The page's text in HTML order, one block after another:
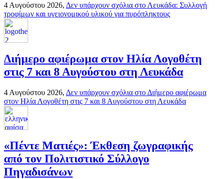
4 Αυγούστου 2026, Δεν υπάρχουν σχόλια στο Λευκάδα: Συλλογή
τροφίμων και υγειονομικού υλικού για πυρόπληκτους
Διήμερο αφιέρωμα στον Ηλία Λογοθέτη
στις 7 και 8 Αυγούστου στη Λευκάδα
4 Αυγούστου 2026, Δεν υπάρχουν σχόλια στο Διήμερο αφιέρωμα
στον Ηλία Λογοθέτη στις 7 και 8 Αυγούστου στη Λευκάδα
«Πέντε Ματιές»: Έκθεση ζωγραφικής
από τον Πολιτιστικό Σύλλογο
Πηγαδισάνων